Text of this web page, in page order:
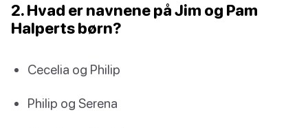
2. Hvad er navnene på Jim og Pam
Halperts børn?
Cecelia og Philip
Philip og Serena